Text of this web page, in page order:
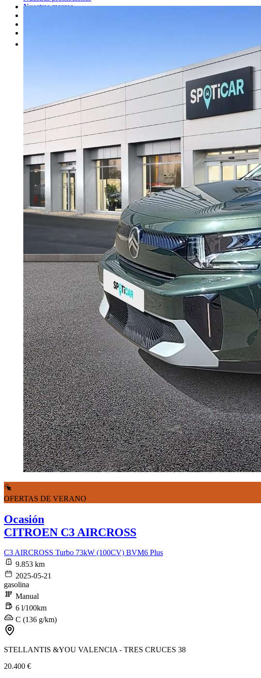
Nuestras marcas
OFERTAS DE VERANO
Ocasión
CITROEN C3 AIRCROSS
C3 AIRCROSS Turbo 73kW (100CV) BVM6 Plus
9.853 km
2025-05-21
gasolina
Manual
6 l/100km
C (136 g/km)
STELLANTIS &YOU VALENCIA - TRES CRUCES 38
20.400 €